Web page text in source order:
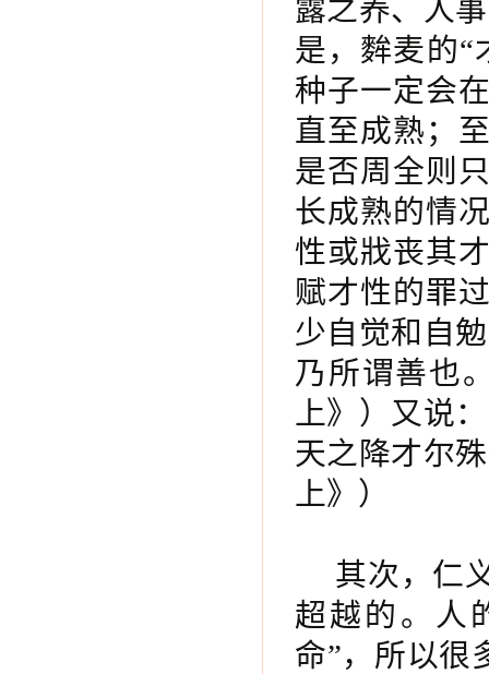
露之养、人
是，麰麦的“
种子一定会
直至成熟；
是否周全则
长成熟的情
性或戕丧其
赋才性的罪
少自觉和自
乃所谓善也
上》）又说
天之降才尔
上》）
其次，仁
超越的。人
命”，所以很